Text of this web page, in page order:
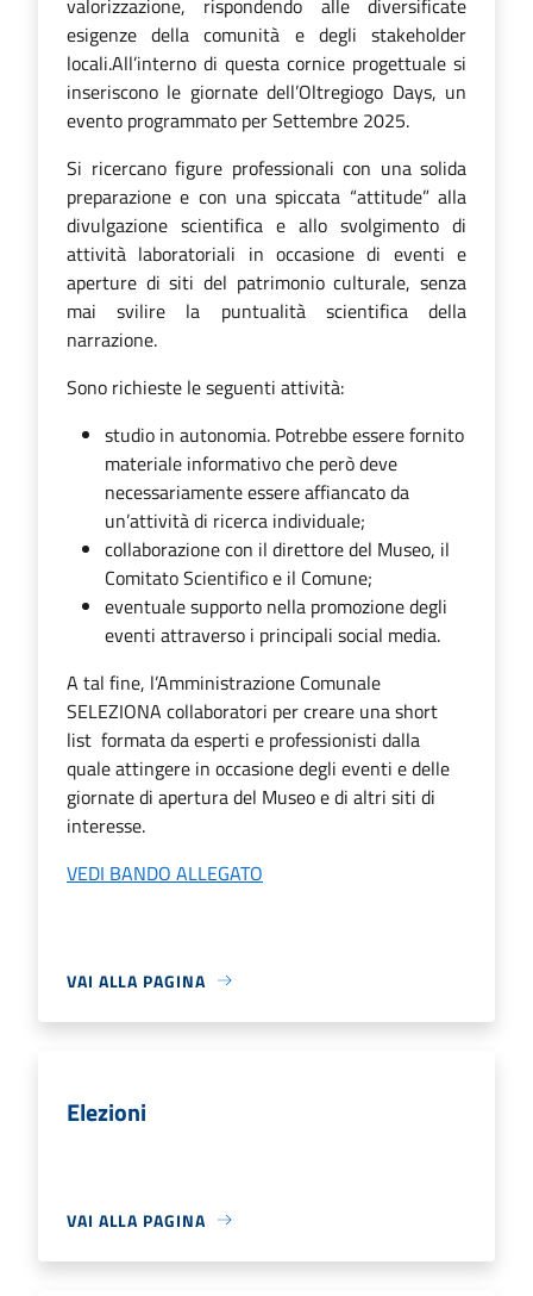
esigenze della comunità e degli stakeholder
locali.All’interno di questa cornice progettuale si
inseriscono le giornate dell’Oltregiogo Days, un
evento programmato per Settembre 2025.
Si ricercano figure professionali con una solida
preparazione e con una spiccata “attitude” alla
divulgazione scientifica e allo svolgimento di
attività laboratoriali in occasione di eventi e
aperture di siti del patrimonio culturale, senza
mai svilire la puntualità scientifica della
narrazione.
Sono richieste le seguenti attività:
studio in autonomia. Potrebbe essere fornito
materiale informativo che però deve
necessariamente essere affiancato da
un’attività di ricerca individuale;
collaborazione con il direttore del Museo, il
Comitato Scientifico e il Comune;
eventuale supporto nella promozione degli
eventi attraverso i principali social media.
A tal fine, l’Amministrazione Comunale
SELEZIONA collaboratori per creare una short
list formata da esperti e professionisti dalla
quale attingere in occasione degli eventi e delle
giornate di apertura del Museo e di altri siti di
interesse.
VEDI BANDO ALLEGATO
VAI ALLA PAGINA
Elezioni
VAI ALLA PAGINA